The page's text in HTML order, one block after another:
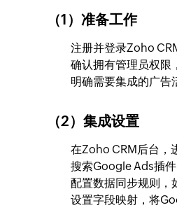
（1）准备工作
注册并登录Zoho
确认拥有管理员权限
明确需要集成的广告
（2）集成设置
在Zoho CRM后台，
搜索Google Ads插
配置数据同步规则，
设置字段映射，将